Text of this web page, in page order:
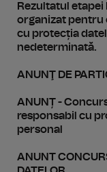
Rezultatul
organizat pentru
cu protecția
nedeterminată.
ANUNŢ DE
ANUNȚ -
responsabil cu
personal
ANUNT